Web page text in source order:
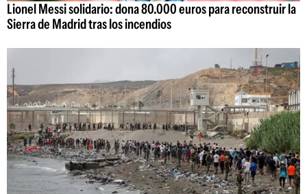
Lionel Messi solidario: dona 80.000 euros para reconstruir la
Sierra de Madrid tras los incendios